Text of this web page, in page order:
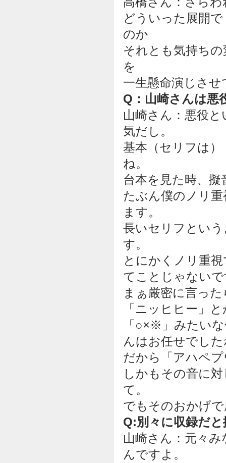
どういった展開
のか
それとも気持ち
を
一生懸命演じさ
Q：山崎さんは悪
山崎さん：悪役
気だし。
基本（セリフは
ね。
台本を見た時、
たぶん僕のノリ
ます。
長いセリフとい
す。
とにかくノリ重
てことじゃない
まぁ厳密に言っ
「ニッヒヒー」
「○×※」みたい
んはお任せでし
だから「アハペ
しかもその音に
て。
でもそのおかげ
Q:別々に収録だ
山崎さん：元々
んですよ。